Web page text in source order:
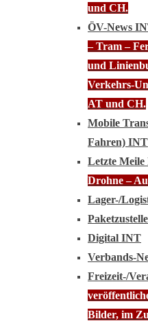
und CH.
ÖV-News
– Tram –
und
Verkehrs-
AT und CH.
Mobile
Fahren) INT
Letzte
Drohne –
Lager-/
Digital INT
Verbands-
Freizeit-/
Bilder, im